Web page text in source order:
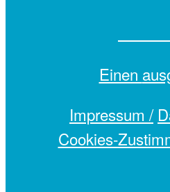
Einen
Impressum /
Cookies-